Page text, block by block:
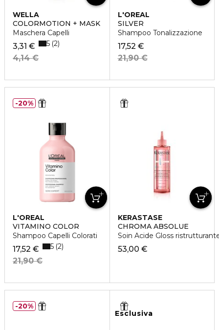
WELLA
COLORMOTION + MASK
Maschera Capelli
3,31 €
4,14 €
5 2
L'OREAL
PROFESSIONNEL
SILVER
Shampoo Tonalizzazione
17,52 €
21,90 €
L'OREAL
PROFESSIONNEL
VITAMINO COLOR
Shampoo Capelli Colorati
17,52 €
21,90 €
5 2
20%
KERASTASE
CHROMA ABSOLUE
Soin Acide Gloss
53,00 €
20%
Esclusiva